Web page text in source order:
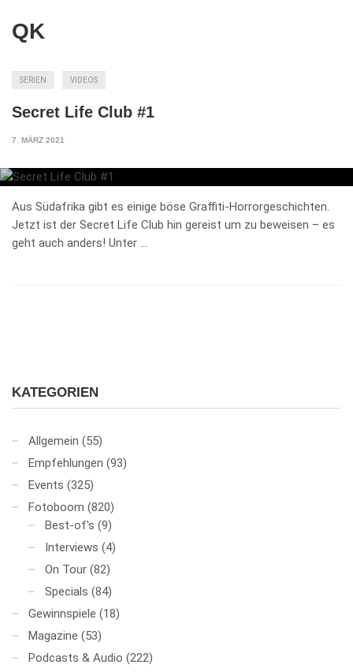
QK
SERIEN VIDEOS
Secret Life Club #1
7. MÄRZ 2021
Aus Südafrika gibt es einige böse Graffiti-Horrorgeschichten.
Jetzt ist der Secret Life Club hin gereist um zu beweisen – es
geht auch anders! Unter …
KATEGORIEN
Allgemein (55)
Empfehlungen (93)
Events (325)
Fotoboom (820)
Best-of's (9)
Interviews (4)
On Tour (82)
Specials (84)
Gewinnspiele (18)
Magazine (53)
Podcasts & Audio (222)